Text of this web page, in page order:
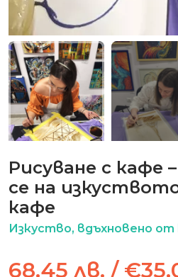
Рисуване с кафе
се на
кафе
Изкуство, вдъхновено от
68.45 лв. /